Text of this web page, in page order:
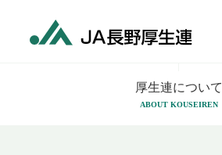
厚生連について
ABOUT KOUSEIREN